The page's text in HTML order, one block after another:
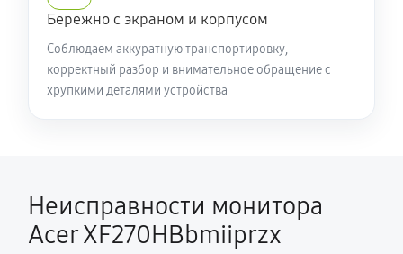
Бережно с экраном и корпусом
Соблюдаем аккуратную транспортировку,
корректный разбор и внимательное обращение с
хрупкими деталями устройства
Неисправности монитора
Acer XF270HBbmiiprzx